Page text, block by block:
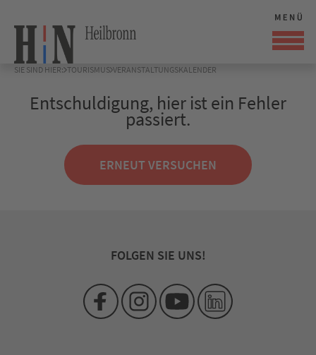
SIE SIND HIER: TOURISMUS VERANSTALTUNGSKALENDER
Entschuldigung, hier ist ein Fehler
passiert.
ERNEUT VERSUCHEN
FOLGEN SIE UNS!